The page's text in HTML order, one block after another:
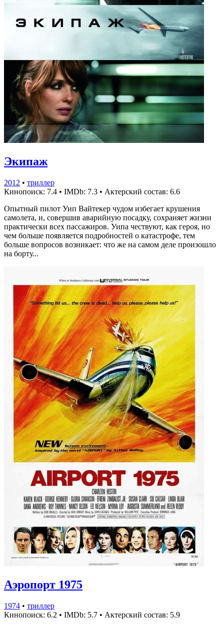
Экипаж
2012 • триллер
Кинопоиск: 7.4 • IMDb: 7.3 • Актерский состав: 6.6
Опытный пилот Уип Вайтекер чудом избегает крушения
самолета, и, совершив аварийную посадку, сохраняет жизни
практически всех пассажиров. Уипа чествуют, как героя, но
чем больше появляется подробностей о катастрофе, тем
больше вопросов возникает: что же на самом деле произошло
на борту...
Аэропорт 1975
1974 • триллер
Кинопоиск: 6.2 • IMDb: 5.7 • Актерский состав: 5.9